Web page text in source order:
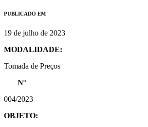
PUBLICADO EM
19 de julho de 2023
MODALIDADE:
Tomada de Preços
Nº
004/2023
OBJETO: